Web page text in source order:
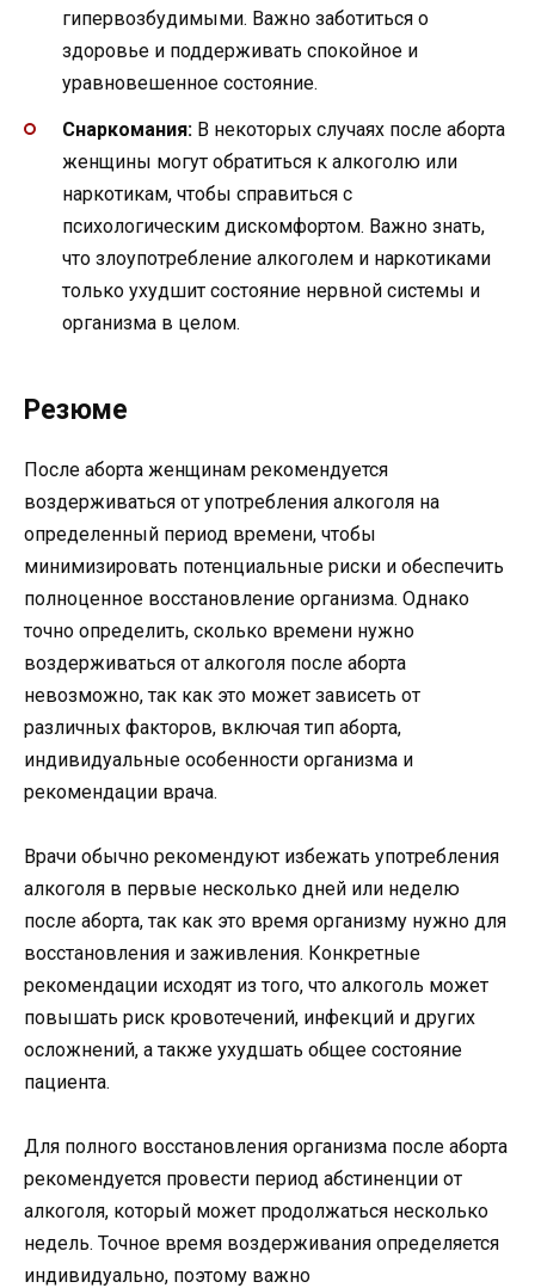
гипервозбудимыми. Важно заботиться о
здоровье и поддерживать спокойное и
уравновешенное состояние.
Снаркомания: В некоторых случаях после аборта
женщины могут обратиться к алкоголю или
наркотикам, чтобы справиться с
психологическим дискомфортом. Важно знать,
что злоупотребление алкоголем и наркотиками
только ухудшит состояние нервной системы и
организма в целом.
Резюме
После аборта женщинам рекомендуется
воздерживаться от употребления алкоголя на
определенный период времени, чтобы
минимизировать потенциальные риски и обеспечить
полноценное восстановление организма. Однако
точно определить, сколько времени нужно
воздерживаться от алкоголя после аборта
невозможно, так как это может зависеть от
различных факторов, включая тип аборта,
индивидуальные особенности организма и
рекомендации врача.
Врачи обычно рекомендуют избежать употребления
алкоголя в первые несколько дней или неделю
после аборта, так как это время организму нужно для
восстановления и заживления. Конкретные
рекомендации исходят из того, что алкоголь может
повышать риск кровотечений, инфекций и других
осложнений, а также ухудшать общее состояние
пациента.
Для полного восстановления организма после аборта
рекомендуется провести период абстиненции от
алкоголя, который может продолжаться несколько
недель. Точное время воздерживания определяется
индивидуально, поэтому важно